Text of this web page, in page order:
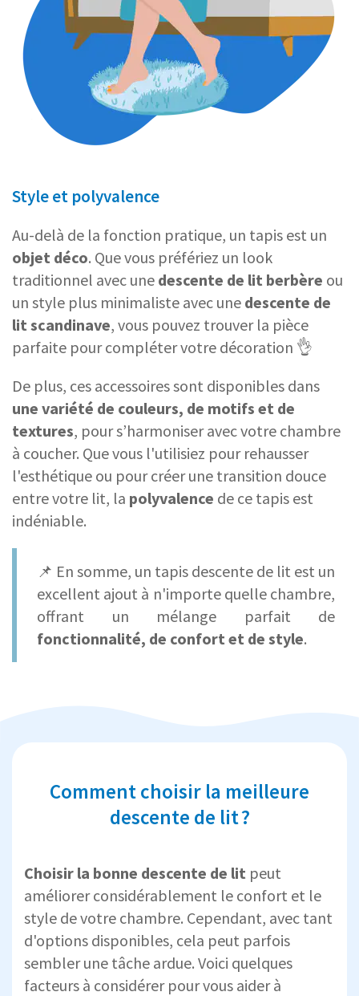
Style et polyvalence
Au-delà de la fonction pratique, un tapis est un
objet déco. Que vous préfériez un look
traditionnel avec une descente de lit berbère ou
un style plus minimaliste avec une descente de
lit scandinave, vous pouvez trouver la pièce
parfaite pour compléter votre décoration 👌
De plus, ces accessoires sont disponibles dans
une variété de couleurs, de motifs et de
textures, pour s’harmoniser avec votre chambre
à coucher. Que vous l'utilisiez pour rehausser
l'esthétique ou pour créer une transition douce
entre votre lit, la polyvalence de ce tapis est
indéniable.
📌 En somme, un tapis descente de lit est un
excellent ajout à n'importe quelle chambre,
offrant un mélange parfait de
fonctionnalité, de confort et de style.
Comment choisir la meilleure
descente de lit ?
Choisir la bonne descente de lit peut
améliorer considérablement le confort et le
style de votre chambre. Cependant, avec tant
d'options disponibles, cela peut parfois
sembler une tâche ardue. Voici quelques
facteurs à considérer pour vous aider à